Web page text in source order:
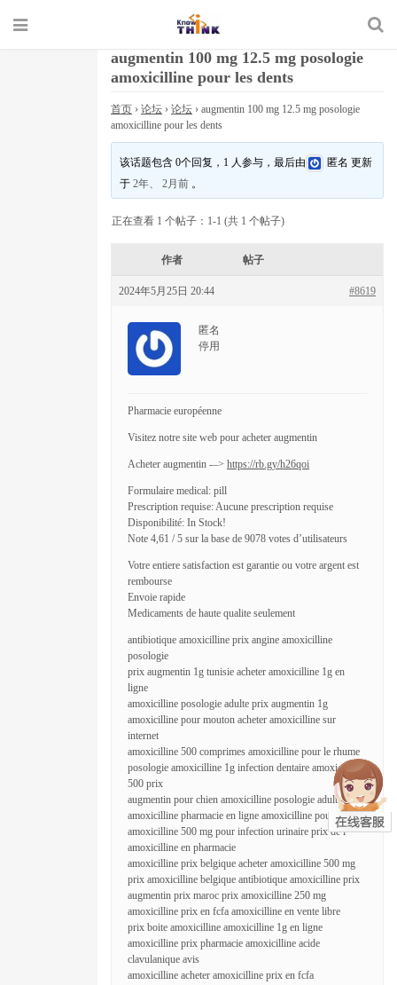
augmentin 100 mg 12.5 mg posologie
amoxicilline pour les dents
首页 › 论坛 › 论坛 › augmentin 100 mg 12.5 mg posologie
amoxicilline pour les dents
该话题包含 0个回复，1 人参与，最后由 匿名 更新
于2年、 2月前 。
正在查看 1 个帖子：1-1 (共 1 个帖子)
作者 帖子
2024年5月25日 20:44 #8619
匿名
停用
Pharmacie européenne
Visitez notre site web pour acheter augmentin
Acheter augmentin -–> https://rb.gy/h26qoi
Formulaire medical: pill
Prescription requise: Aucune prescription requise
Disponibilité: In Stock!
Note 4,61 / 5 sur la base de 9078 votes d’utilisateurs
Votre entiere satisfaction est garantie ou votre argent est
rembourse
Envoie rapide
Medicaments de haute qualite seulement
antibiotique amoxicilline prix angine amoxicilline
posologie
prix augmentin 1g tunisie acheter amoxicilline 1g en
ligne
amoxicilline posologie adulte prix augmentin 1g
amoxicilline pour mouton acheter amoxicilline sur
internet
amoxicilline 500 comprimes amoxicilline pour le rhume
posologie amoxicilline 1g infection dentaire amoxicilline
500 prix
augmentin pour chien amoxicilline posologie adulte
amoxicilline pharmacie en ligne amoxicilline pour covid
amoxicilline 500 mg pour infection urinaire prix de l
amoxicilline en pharmacie
amoxicilline prix belgique acheter amoxicilline 500 mg
prix amoxicilline belgique antibiotique amoxicilline prix
augmentin prix maroc prix amoxicilline 250 mg
amoxicilline prix en fcfa amoxicilline en vente libre
prix boite amoxicilline amoxicilline 1g en ligne
amoxicilline prix pharmacie amoxicilline acide
clavulanique avis
amoxicilline acheter amoxicilline prix en fcfa